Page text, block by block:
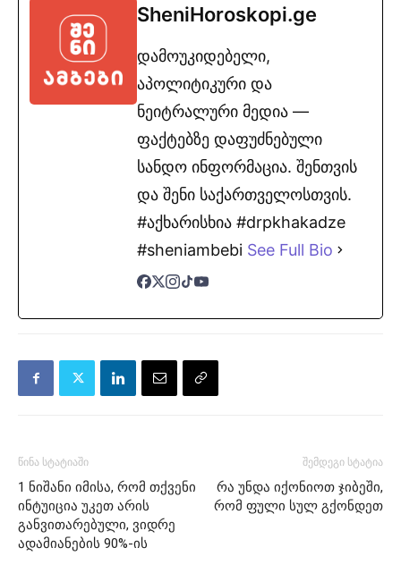
SheniHoroskopi.ge
დამოუკიდებელი,
აპოლიტიკური და
ნეიტრალური მედია —
ფაქტებზე დაფუძნებული
სანდო ინფორმაცია. შენთვის
და შენი საქართველოსთვის.
#აქხარისხია #drpkhakadze
#sheniambebi See Full Bio
წინა სტატიაში
1 ნიშანი იმისა, რომ თქვენი
ინტუიცია უკეთ არის
განვითარებული, ვიდრე
ადამიანების 90%-ის
შემდეგი სტატია
რა უნდა იქონიოთ ჯიბეში,
რომ ფული სულ გქონდეთ